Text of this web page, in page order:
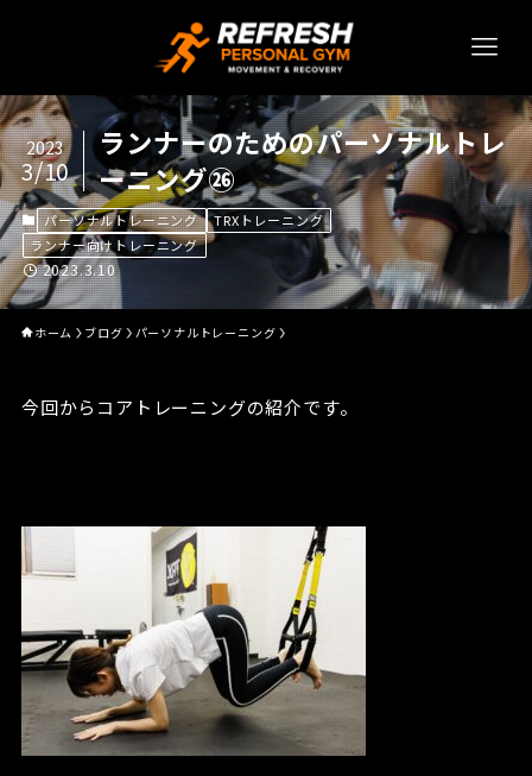
ランナーのためのパーソナルトレ
ーニング㉖
2023
3/10
パーソナルトレーニング
TRXトレーニング
ランナー向けトレーニング
2023.3.10
ホーム ブログ パーソナルトレーニング
今回からコアトレーニングの紹介です。